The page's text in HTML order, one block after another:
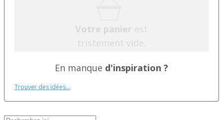
Votre panier est
tristement vide.
En manque d'inspiration ?
Trouver des idées...